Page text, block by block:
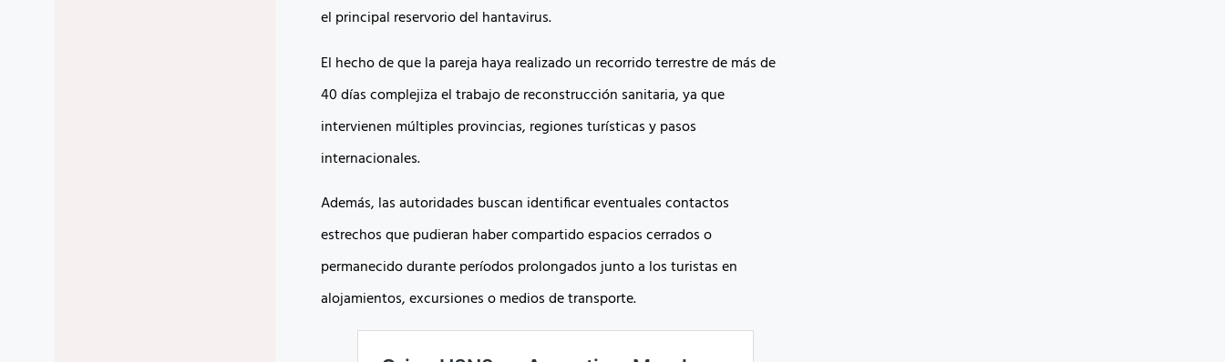
el principal reservorio del hantavirus.
El hecho de que la pareja haya realizado un recorrido terrestre de más de
40 días complejiza el trabajo de reconstrucción sanitaria, ya que
intervienen múltiples provincias, regiones turísticas y pasos
internacionales.
Además, las autoridades buscan identificar eventuales contactos
estrechos que pudieran haber compartido espacios cerrados o
permanecido durante períodos prolongados junto a los turistas en
alojamientos, excursiones o medios de transporte.